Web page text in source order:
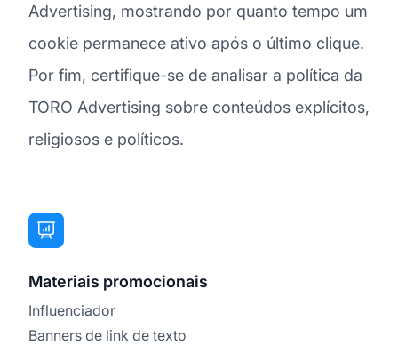
Advertising, mostrando por quanto tempo um
cookie permanece ativo após o último clique.
Por fim, certifique-se de analisar a política da
TORO Advertising sobre conteúdos explícitos,
religiosos e políticos.
Materiais promocionais
Influenciador
Banners de link de texto